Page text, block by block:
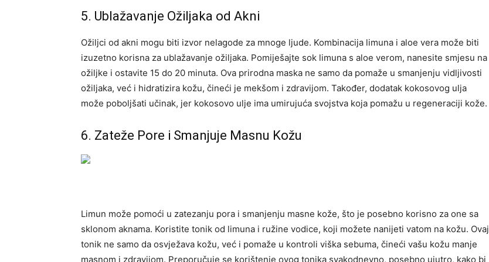
5. Ublažavanje Ožiljaka od Akni
Ožiljci od akni mogu biti izvor nelagode za mnoge ljude. Kombinacija limuna i aloe vera može biti
izuzetno korisna za ublažavanje ožiljaka. Pomiješajte sok limuna s aloe verom, nanesite smjesu na
ožiljke i ostavite 15 do 20 minuta. Ova prirodna maska ne samo da pomaže u smanjenju vidljivosti
ožiljaka, već i hidratizira kožu, čineći je mekšom i zdravijom. Također, dodatak kokosovog ulja
može poboljšati učinak, jer kokosovo ulje ima umirujuća svojstva koja pomažu u regeneraciji kože.
6. Zateže Pore i Smanjuje Masnu Kožu
Limun može pomoći u zatezanju pora i smanjenju masne kože, što je posebno korisno za one sa
sklonom aknama. Koristite tonik od limuna i ružine vodice, koji možete nanijeti vatom na kožu. Ovaj
tonik ne samo da osvježava kožu, već i pomaže u kontroli viška sebuma, čineći vašu kožu manje
masnom i zdravijom. Preporučuje se korištenje ovog tonika svakodnevno, posebno ujutro, kako bi